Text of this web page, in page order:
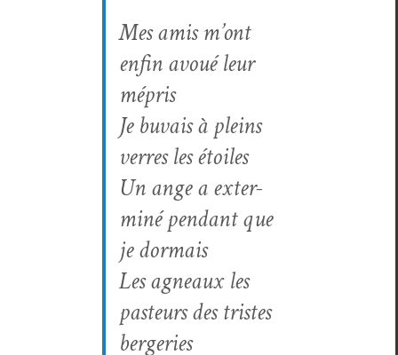
Mes amis m’ont
enfin avoué leur
mépris
Je buvais à pleins
ver­res les étoiles
Un ange a exter­
miné pen­dant que
je dormais
Les agneaux les
pas­teurs des tristes
bergeries